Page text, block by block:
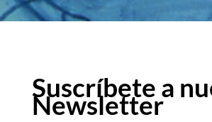
Suscríbete a
Newsletter